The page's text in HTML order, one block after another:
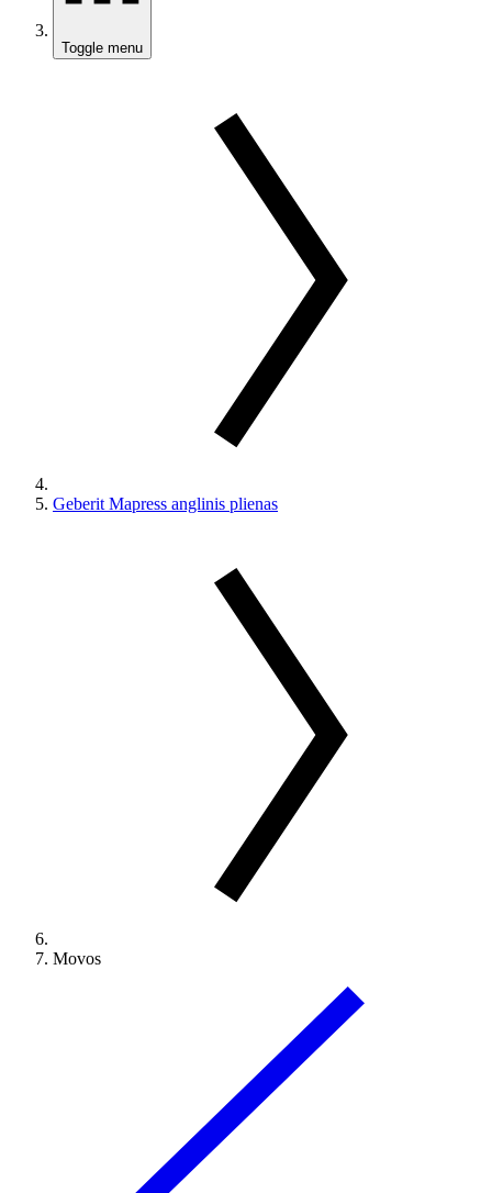
Toggle menu
Geberit Mapress anglinis plienas
Movos